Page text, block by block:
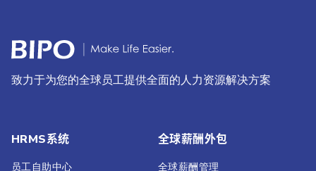
致力于为您的全球员工提供全面的人力资源解决方案
HRMS系统
员工自助中心
全球薪酬外包
全球薪酬管理